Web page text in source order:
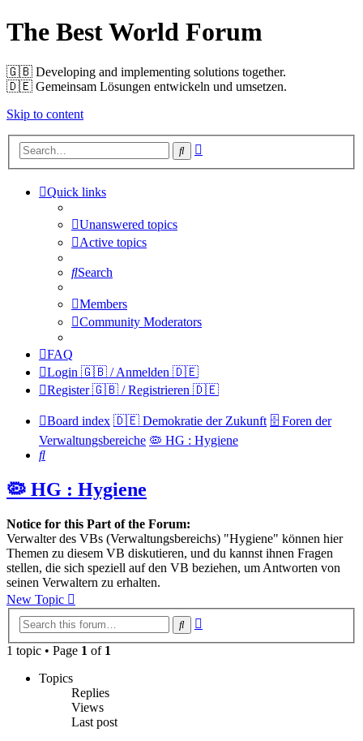
The Best World Forum
🇬🇧️ Developing and implementing solutions together.
🇩🇪️ Gemeinsam Lösungen entwickeln und umsetzen.
Skip to content
Search
Quick links
Unanswered topics
Active topics
Search
Members
Community Moderators
FAQ
Login 🇬🇧 / Anmelden 🇩🇪
Register 🇬🇧 / Registrieren 🇩🇪
Board index 🇩🇪 Demokratie der Zukunft 🗄️ Foren der
Verwaltungsbereiche 🦠 HG : Hygiene
Search
🦠 HG : Hygiene
Notice for this Part of the Forum:
Verwalter des VBs (Verwaltungsbereichs) "Hygiene" können hier
Themen zu diesem VB diskutieren, und du kannst ihnen Fragen
stellen, die sich speziell auf den VB beziehen, um Antworten von
seinen Verwaltern zu erhalten.
New Topic
Search
1 topic • Page 1 of 1
Topics
Replies
Views
Last post